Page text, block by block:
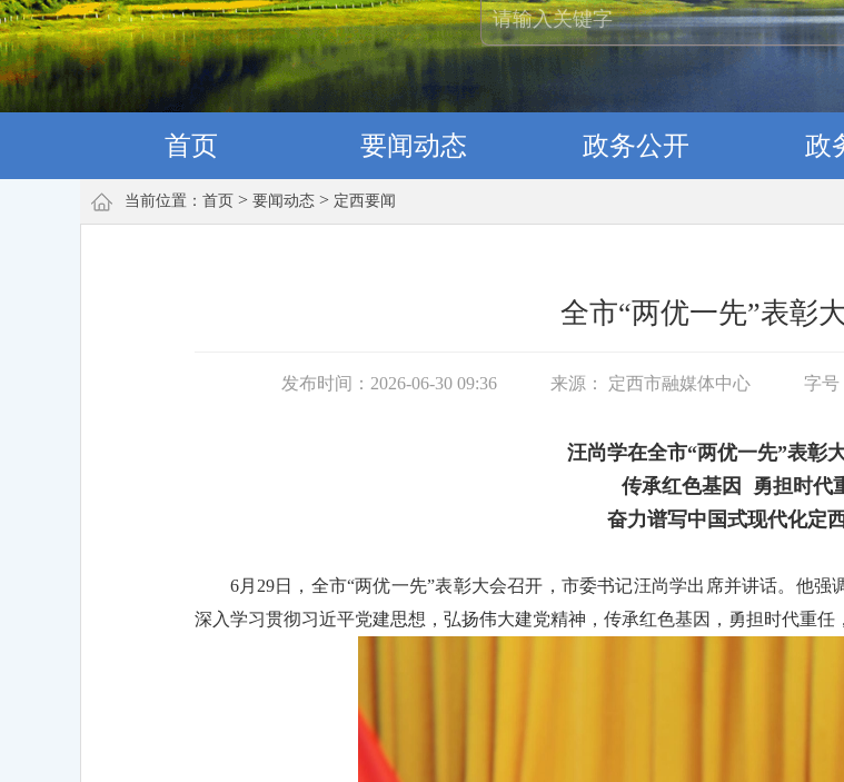
首页 要闻动态 政务公开 政
当前位置： 首页 > 要闻动态 > 定西要闻
全市“两优一先”表彰
发布时间：2026-06-30 09:36 来源： 定西市融媒体中心 字号
汪尚学在全市“两优一先”表彰
传承红色基因 勇担时代
奋力谱写中国式现代化定
6月29日，全市“两优一先”表彰大会召开，市委书记汪尚学出席并讲话。他
深入学习贯彻习近平党建思想，弘扬伟大建党精神，传承红色基因，勇担时代重任